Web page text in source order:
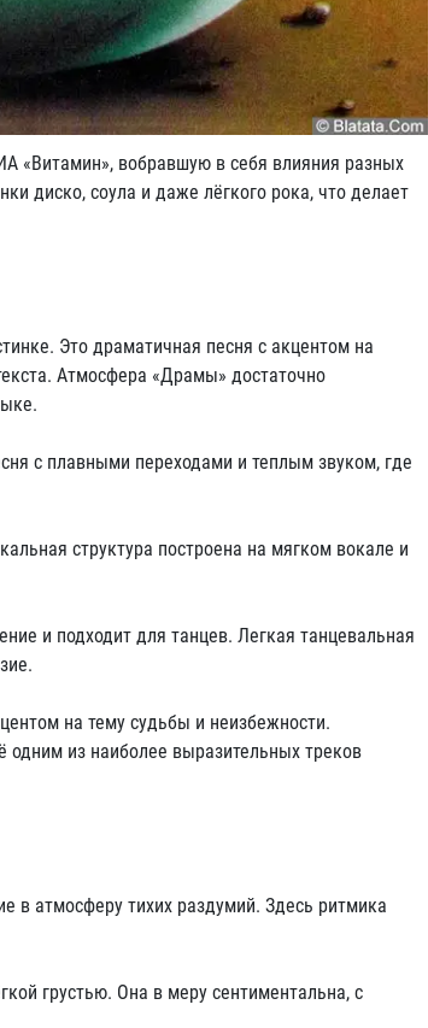
«Витамин», вобравшую в себя влияния разных
диско, соула и даже лёгкого рока, что делает
Это драматичная песня с акцентом на
Атмосфера «Драмы» достаточно
с плавными переходами и теплым звуком, где
структура построена на мягком вокале и
и подходит для танцев. Легкая танцевальная
на тему судьбы и неизбежности.
из наиболее выразительных треков
в атмосферу тихих раздумий. Здесь ритмика
грустью. Она в меру сентиментальна, с